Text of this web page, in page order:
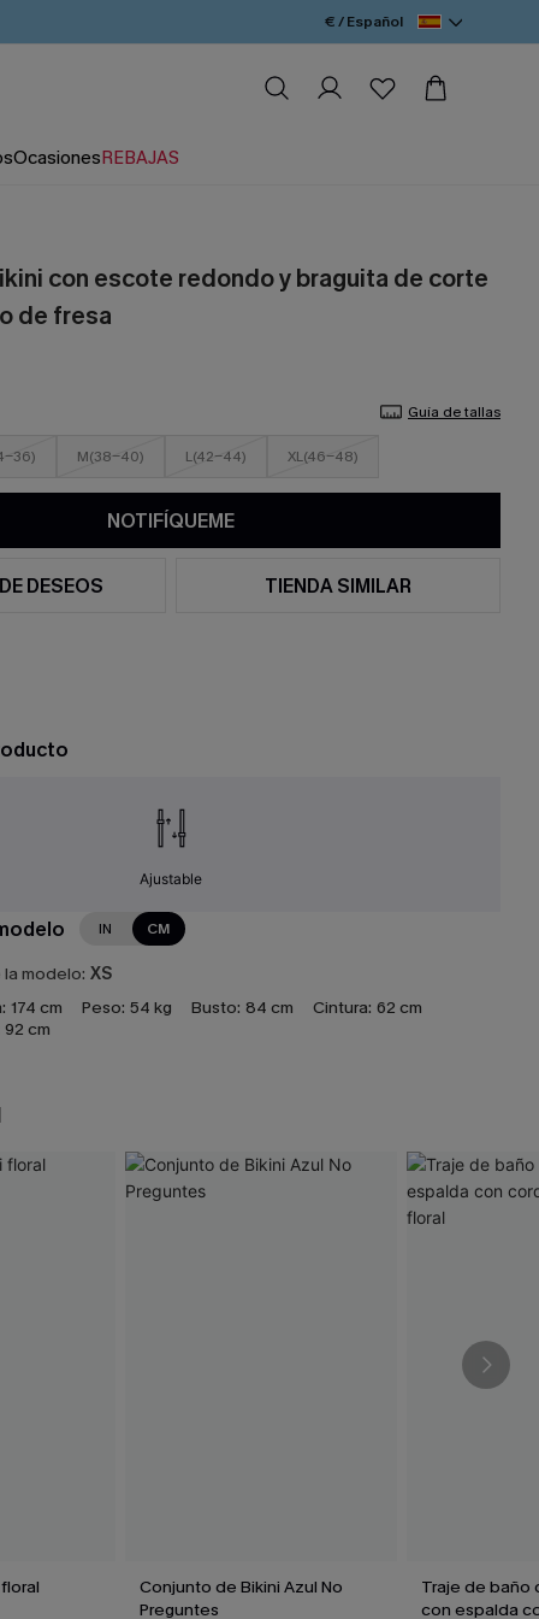
€ / Español
OcasionesREBAJAS
con escote redondo y braguita de corte
de fresa
Guía de tallas
36) M(38-40) L(42-44) XL(46-48)
NOTIFÍQUEME
DESEOS TIENDA SIMILAR
Ajustable
IN CM
la modelo: XS
174 cm Peso: 54 kg Busto: 84 cm Cintura: 62 cm
92 cm
Conjunto de Bikini Azul No
Preguntes
Traje de baño
con espalda